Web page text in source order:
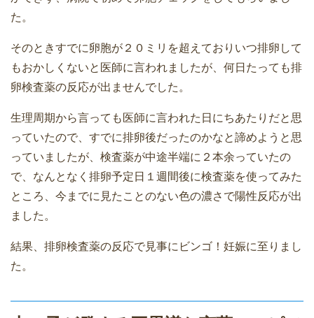
た。
そのときすでに卵胞が２０ミリを超えておりいつ排卵して
もおかしくないと医師に言われましたが、何日たっても排
卵検査薬の反応が出ませんでした。
生理周期から言っても医師に言われた日にちあたりだと思
っていたので、すでに排卵後だったのかなと諦めようと思
っていましたが、検査薬が中途半端に２本余っていたの
で、なんとなく排卵予定日１週間後に検査薬を使ってみた
ところ、今までに見たことのない色の濃さで陽性反応が出
ました。
結果、排卵検査薬の反応で見事にビンゴ！妊娠に至りまし
た。